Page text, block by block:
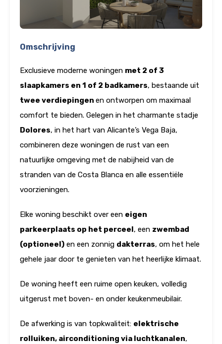
Omschrijving
Exclusieve moderne woningen met 2 of 3
slaapkamers en 1 of 2 badkamers, bestaande uit
twee verdiepingen en ontworpen om maximaal
comfort te bieden. Gelegen in het charmante stadje
Dolores, in het hart van Alicante’s Vega Baja,
combineren deze woningen de rust van een
natuurlijke omgeving met de nabijheid van de
stranden van de Costa Blanca en alle essentiële
voorzieningen.
Elke woning beschikt over een eigen
parkeerplaats op het perceel, een zwembad
(optioneel) en een zonnig dakterras, om het hele
gehele jaar door te genieten van het heerlijke klimaat.
De woning heeft een ruime open keuken, volledig
uitgerust met boven- en onder keukenmeubilair.
De afwerking is van topkwaliteit: elektrische
rolluiken, airconditioning via luchtkanalen,